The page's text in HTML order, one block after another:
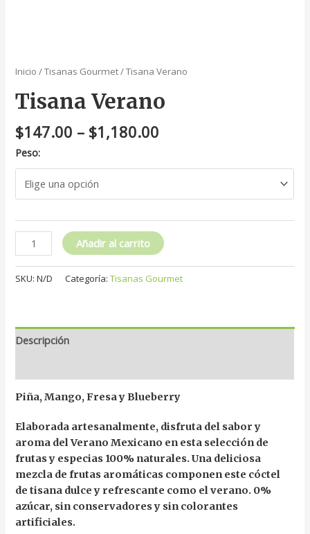
Inicio /Tisanas Gourmet/ Tisana Verano
Tisana Verano
$147.00 – $1,180.00
Peso:
Añadir al carrito
SKU:N/D Categoría:Tisanas Gourmet
Descripción
Piña, Mango, Fresa y Blueberry
Elaborada artesanalmente, disfruta del sabor y
aroma del Verano Mexicano en esta selección de
frutas y especias 100% naturales. Una deliciosa
mezcla de frutas aromáticas componen este cóctel
de tisana dulce y refrescante como el verano. 0%
azúcar, sin conservadores y sin colorantes
artificiales.